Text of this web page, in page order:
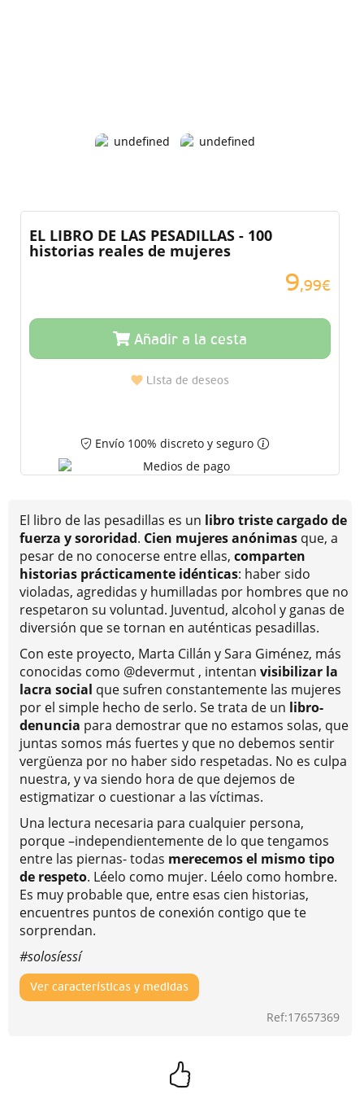
EL LIBRO DE LAS PESADILLAS - 100
historias reales de mujeres
9,99€
Añadir a la cesta
Lista de deseos
Envío 100% discreto y seguro
El libro de las pesadillas es un libro triste cargado de
fuerza y sororidad. Cien mujeres anónimas que, a
pesar de no conocerse entre ellas, comparten
historias prácticamente idénticas: haber sido
violadas, agredidas y humilladas por hombres que no
respetaron su voluntad. Juventud, alcohol y ganas de
diversión que se tornan en auténticas pesadillas.
Con este proyecto, Marta Cillán y Sara Giménez, más
conocidas como @devermut , intentan visibilizar la
lacra social que sufren constantemente las mujeres
por el simple hecho de serlo. Se trata de un libro-
denuncia para demostrar que no estamos solas, que
juntas somos más fuertes y que no debemos sentir
vergüenza por no haber sido respetadas. No es culpa
nuestra, y va siendo hora de que dejemos de
estigmatizar o cuestionar a las víctimas.
Una lectura necesaria para cualquier persona,
porque –independientemente de lo que tengamos
entre las piernas- todas merecemos el mismo tipo
de respeto. Léelo como mujer. Léelo como hombre.
Es muy probable que, entre esas cien historias,
encuentres puntos de conexión contigo que te
sorprendan.
#solosíessí
Ver características y medidas
Ref:17657369